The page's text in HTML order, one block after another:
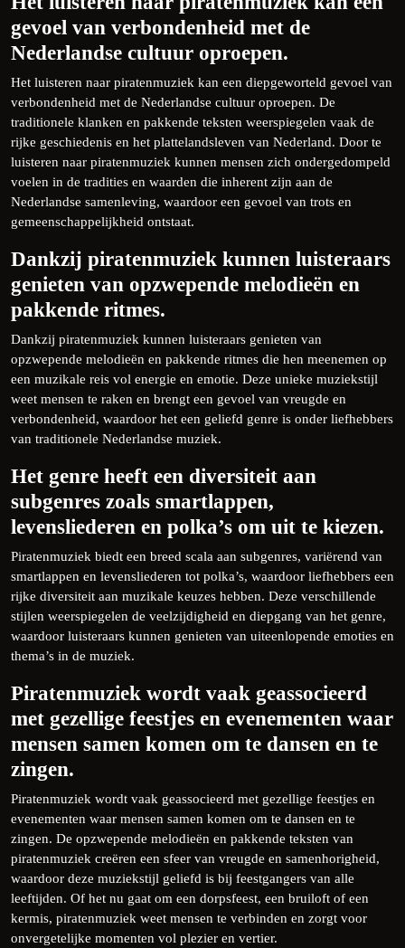
gevoel van verbondenheid met de
Nederlandse cultuur oproepen.
Het luisteren naar piratenmuziek kan een diepgeworteld gevoel van
verbondenheid met de Nederlandse cultuur oproepen. De
traditionele klanken en pakkende teksten weerspiegelen vaak de
rijke geschiedenis en het plattelandsleven van Nederland. Door te
luisteren naar piratenmuziek kunnen mensen zich ondergedompeld
voelen in de tradities en waarden die inherent zijn aan de
Nederlandse samenleving, waardoor een gevoel van trots en
gemeenschappelijkheid ontstaat.
Dankzij piratenmuziek kunnen luisteraars
genieten van opzwepende melodieën en
pakkende ritmes.
Dankzij piratenmuziek kunnen luisteraars genieten van
opzwepende melodieën en pakkende ritmes die hen meenemen op
een muzikale reis vol energie en emotie. Deze unieke muziekstijl
weet mensen te raken en brengt een gevoel van vreugde en
verbondenheid, waardoor het een geliefd genre is onder liefhebbers
van traditionele Nederlandse muziek.
Het genre heeft een diversiteit aan
subgenres zoals smartlappen,
levensliederen en polka’s om uit te kiezen.
Piratenmuziek biedt een breed scala aan subgenres, variërend van
smartlappen en levensliederen tot polka’s, waardoor liefhebbers een
rijke diversiteit aan muzikale keuzes hebben. Deze verschillende
stijlen weerspiegelen de veelzijdigheid en diepgang van het genre,
waardoor luisteraars kunnen genieten van uiteenlopende emoties en
thema’s in de muziek.
Piratenmuziek wordt vaak geassocieerd
met gezellige feestjes en evenementen waar
mensen samen komen om te dansen en te
zingen.
Piratenmuziek wordt vaak geassocieerd met gezellige feestjes en
evenementen waar mensen samen komen om te dansen en te
zingen. De opzwepende melodieën en pakkende teksten van
piratenmuziek creëren een sfeer van vreugde en samenhorigheid,
waardoor deze muziekstijl geliefd is bij feestgangers van alle
leeftijden. Of het nu gaat om een dorpsfeest, een bruiloft of een
kermis, piratenmuziek weet mensen te verbinden en zorgt voor
onvergetelijke momenten vol plezier en vertier.